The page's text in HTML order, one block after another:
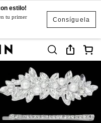
Consíguela
estilo!
tu primer